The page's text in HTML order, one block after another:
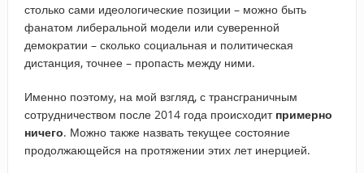
столько сами идеологические позиции – можно быть
фанатом либеральной модели или суверенной
демократии – сколько социальная и политическая
дистанция, точнее – пропасть между ними.
Именно поэтому, на мой взгляд, с трансграничным
сотрудничеством после 2014 года происходит примерно
ничего. Можно также назвать текущее состояние
продолжающейся на протяжении этих лет инерцией.